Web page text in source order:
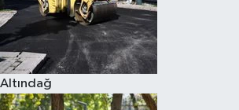
Altındağ